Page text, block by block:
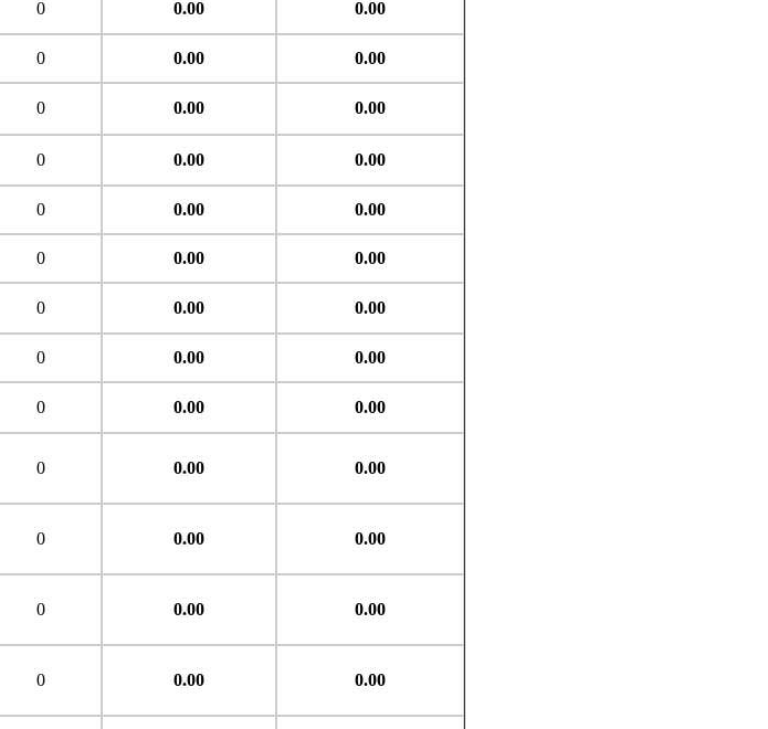
0 0.00 0.00
0 0.00 0.00
0 0.00 0.00
0 0.00 0.00
0 0.00 0.00
0 0.00 0.00
0 0.00 0.00
0 0.00 0.00
0 0.00 0.00
0 0.00 0.00
0 0.00 0.00
0 0.00 0.00
0 0.00 0.00